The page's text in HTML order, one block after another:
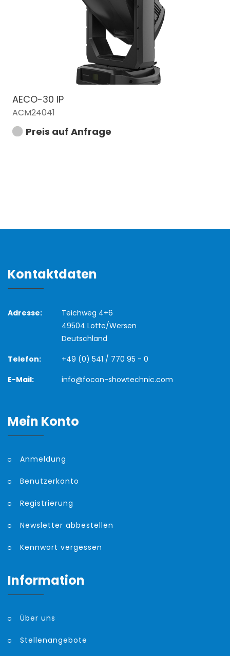
AECO-30 IP
ACM24041
Preis auf Anfrage
Kontaktdaten
Adresse:
Teichweg 4+6
49504 Lotte/Wersen
Deutschland
Telefon:
+49 (0) 541 / 770 95 - 0
E-Mail:
info@focon-showtechnic.com
Mein Konto
Anmeldung
Benutzerkonto
Registrierung
Newsletter abbestellen
Kennwort vergessen
Information
Über uns
Stellenangebote